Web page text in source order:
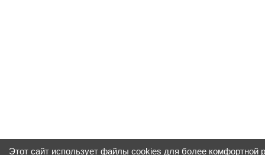
Этот сайт использует файлы cookies для более комфортной